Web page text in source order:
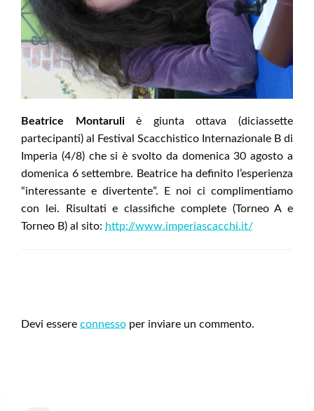
Beatrice Montaruliè giunta ottava (diciassette
partecipanti) al Festival Scacchistico Internazionale B di
Imperia (4/8) che si è svolto da domenica 30 agosto a
domenica 6 settembre. Beatrice ha definito l’esperienza
“interessante e divertente”. E noi ci complimentiamo
con lei. Risultati e classifiche complete (Torneo A e
Torneo B) al sito: http://www.imperiascacchi.it/
Devi essere connesso per inviare un commento.